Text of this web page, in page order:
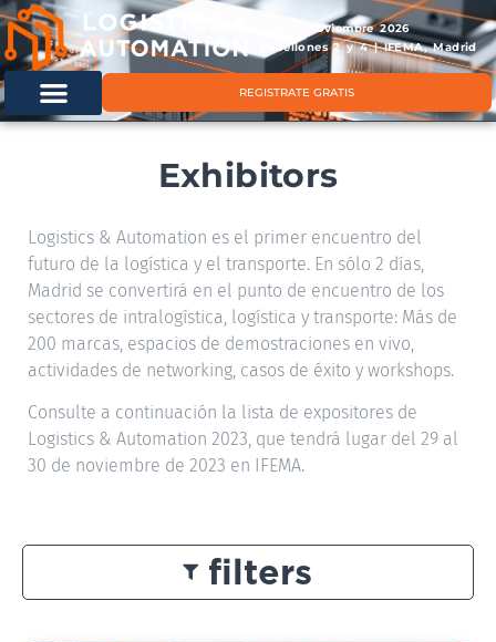
11 & 12 noviembre 2026
Pabellones 2 y 4 | IFEMA, Madrid
REGISTRATE GRATIS
Exhibitors
Logistics & Automation es el primer encuentro del
futuro de la logística y el transporte. En sólo 2 días,
Madrid se convertirá en el punto de encuentro de los
sectores de intralogística, logística y transporte: Más de
200 marcas, espacios de demostraciones en vivo,
actividades de networking, casos de éxito y workshops.
Consulte a continuación la lista de expositores de
Logistics & Automation 2023, que tendrá lugar del 29 al
30 de noviembre de 2023 en IFEMA.
filters